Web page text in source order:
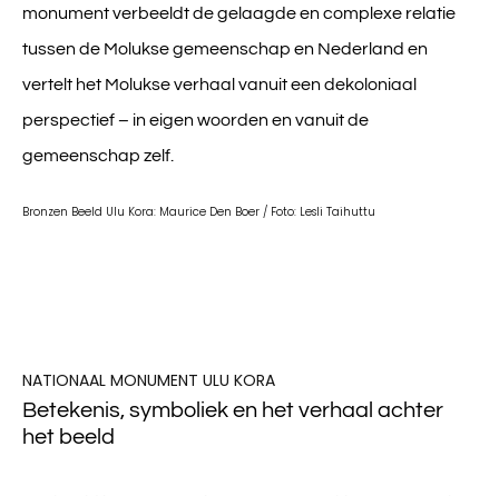
monument verbeeldt de gelaagde en complexe relatie
tussen de Molukse gemeenschap en Nederland en
vertelt het Molukse verhaal vanuit een dekoloniaal
perspectief – in eigen woorden en vanuit de
gemeenschap zelf.
Bronzen Beeld Ulu Kora: Maurice Den Boer / Foto: Lesli Taihuttu
NATIONAAL MONUMENT ULU KORA
Betekenis, symboliek en het verhaal achter
het beeld